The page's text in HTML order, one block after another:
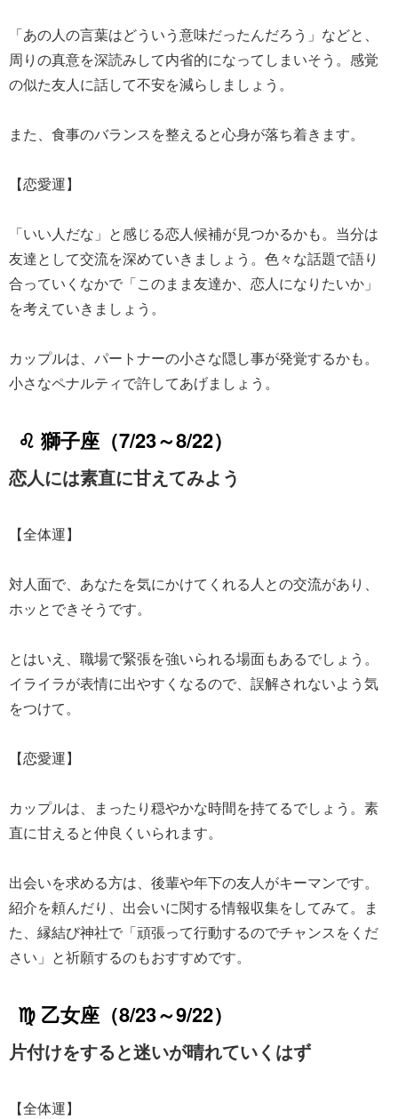
「あの人の言葉はどういう意味だったんだろう」などと、
周りの真意を深読みして内省的になってしまいそう。感覚
の似た友人に話して不安を減らしましょう。
また、食事のバランスを整えると心身が落ち着きます。
【恋愛運】
「いい人だな」と感じる恋人候補が見つかるかも。当分は
友達として交流を深めていきましょう。色々な話題で語り
合っていくなかで「このまま友達か、恋人になりたいか」
を考えていきましょう。
カップルは、パートナーの小さな隠し事が発覚するかも。
小さなペナルティで許してあげましょう。
♌ 獅子座（7/23～8/22）
恋人には素直に甘えてみよう
【全体運】
対人面で、あなたを気にかけてくれる人との交流があり、
ホッとできそうです。
とはいえ、職場で緊張を強いられる場面もあるでしょう。
イライラが表情に出やすくなるので、誤解されないよう気
をつけて。
【恋愛運】
カップルは、まったり穏やかな時間を持てるでしょう。素
直に甘えると仲良くいられます。
出会いを求める方は、後輩や年下の友人がキーマンです。
紹介を頼んだり、出会いに関する情報収集をしてみて。ま
た、縁結び神社で「頑張って行動するのでチャンスをくだ
さい」と祈願するのもおすすめです。
♍ 乙女座（8/23～9/22）
片付けをすると迷いが晴れていくはず
【全体運】